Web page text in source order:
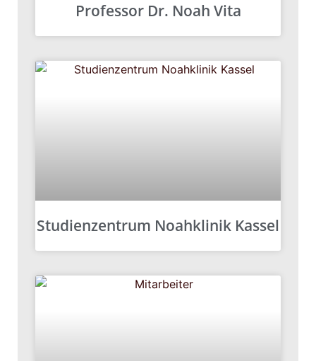
Professor Dr. Noah Vita
Studienzentrum Noahklinik Kassel